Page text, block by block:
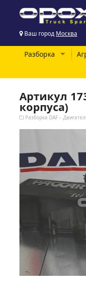
Ваш город Москва
Разборка
Артикул
корпуса)
Разборка DAF –